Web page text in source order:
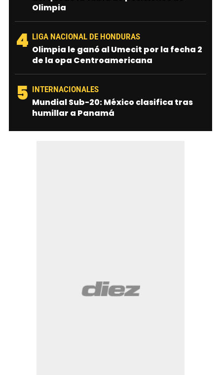
Olimpia
4 LIGA NACIONAL DE HONDURAS
Olimpia le ganó al Umecit por la fecha 2
de la opa Centroamericana
5 INTERNACIONALES
Mundial Sub-20: México clasifica tras
humillar a Panamá